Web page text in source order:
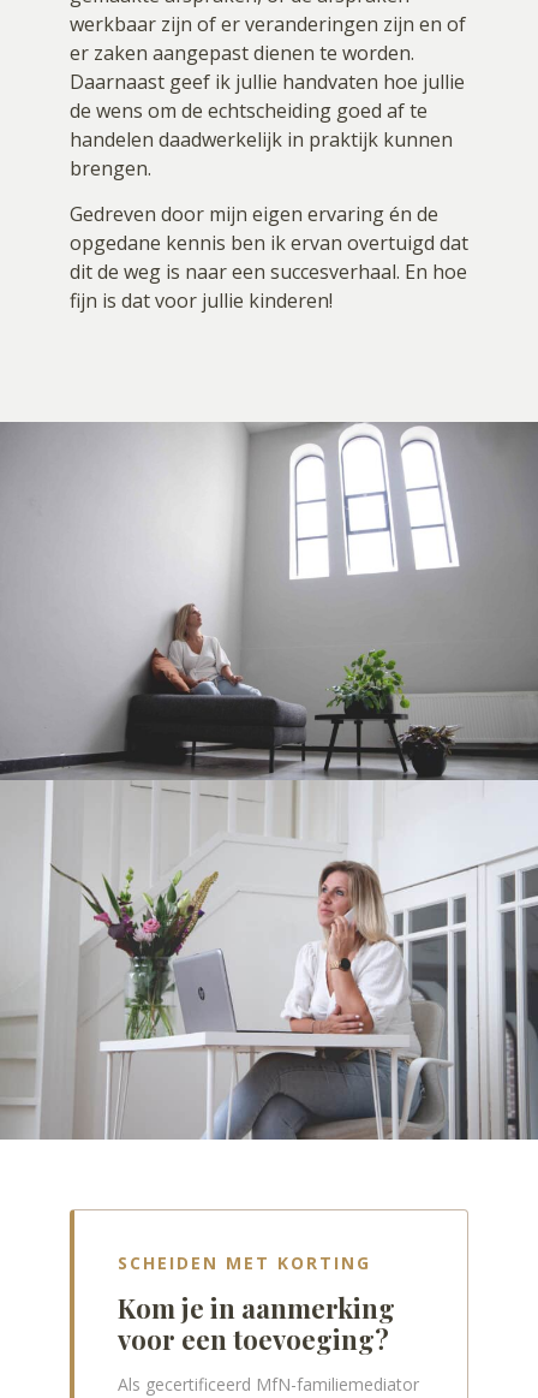
werkbaar zijn of er veranderingen zijn en of
er zaken aangepast dienen te worden.
Daarnaast geef ik jullie handvaten hoe jullie
de wens om de echtscheiding goed af te
handelen daadwerkelijk in praktijk kunnen
brengen.
Gedreven door mijn eigen ervaring én de
opgedane kennis ben ik ervan overtuigd dat
dit de weg is naar een succesverhaal. En hoe
fijn is dat voor jullie kinderen!
SCHEIDEN MET KORTING
Kom je in aanmerking
voor een toevoeging?
Als gecertificeerd MfN-familiemediator